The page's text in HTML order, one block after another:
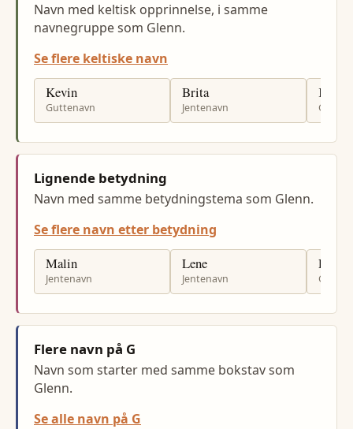
Navn med keltisk opprinnelse, i samme
navnegruppe som Glenn.
Se flere keltiske navn
Kevin
Guttenavn
Brita
Jentenavn
Lignende betydning
Navn med samme betydningstema som Glenn.
Se flere navn etter betydning
Malin
Jentenavn
Lene
Jentenavn
Roy
Flere navn på G
Navn som starter med samme bokstav som
Glenn.
Se alle navn på G